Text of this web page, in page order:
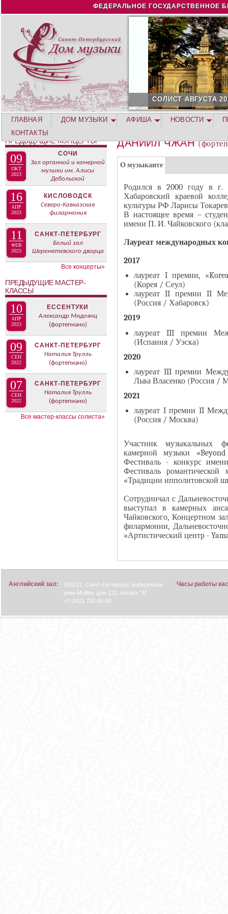
Jump to navigation
ФЕДЕРАЛЬНОЕ ГОСУДАРСТВЕННОЕ
СОЛИСТ АВГУСТА 2026
ДАНИИЛ ЧЖАН
Г
У
П
П
А
Л
И
Л
О музыканте(
а
к
т
и
в
в
к
л
к
Родился в 2000 году в г.
Хабаровский краевой
культуры РФ Ларисы
В настоящее время –
имени П. И. Чайковского
Лауреат международных
2017
лауреат I премии,
(Корея / Сеул)
лауреат II премии II
(Россия / Хабаровск)
2019
лауреат III премии
(Испания / Уэска)
2020
лауреат III премии
Льва Власенко (Россия /
2021
лауреат I премии II
(Россия / Москва)
Участник музыкальных
камерной музыки
Фестиваль - конкурс
Фестиваль
«Традиции ипполитовской
Сотрудничал с
выступал в камерных
Чайковского, Концертном
филармонии,
«Артистический центр -
ГЛАВНАЯ ДОМ МУЗЫКИ АФИША НОВОСТИ
КОНТАКТЫ
ПРЕДЫДУЩИЕ КОНЦЕРТЫ
09
ОКТ
2023
СОЧИ
Зал органной и камерной
музыки им. Алисы
Дебольской
16
АПР
2023
КИСЛОВОДСК
Северо-Кавказская
филармония
11
ФЕВ
2023
САНКТ-ПЕТЕРБУРГ
Белый зал
Шереметевского дворца
Все концерты»
ПРЕДЫДУЩИЕ МАСТЕР-
КЛАССЫ
10
АПР
2023
ЕССЕНТУКИ
Александр Мндоянц
(фортепиано)
09
СЕН
2022
САНКТ-ПЕТЕРБУРГ
Наталия Трулль
(фортепиано)
07
СЕН
2022
САНКТ-ПЕТЕРБУРГ
Наталия Трулль
(фортепиано)
Все мастер-классы солиста»
Английский зал:
190121, Санкт-Петербург, набережная
реки Мойки, дом 122, литера "А".
+7 (812) 702-60-96
Часы работы